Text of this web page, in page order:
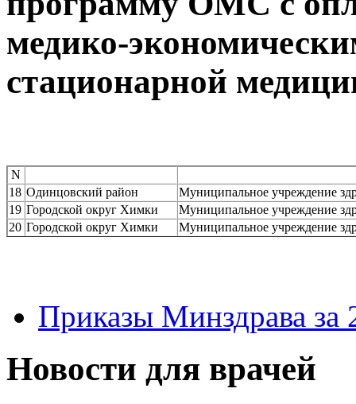
медико-
стационарной
N
18 Одинцовский район
Муниципальное учреждение
19 Городской округ Химки
Муниципальное учреждение
20 Городской округ Химки Муниципальное учреждение
Приказы Минздрава за
Новости для врачей